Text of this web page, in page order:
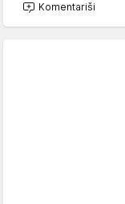
Komentariši